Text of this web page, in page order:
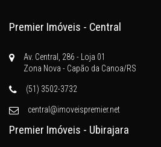
Premier Imóveis - Central
Av. Central, 286 - Loja 01
Zona Nova - Capão da Canoa/RS
(51) 3502-3732
central@imoveispremier.net
Premier Imóveis - Ubirajara